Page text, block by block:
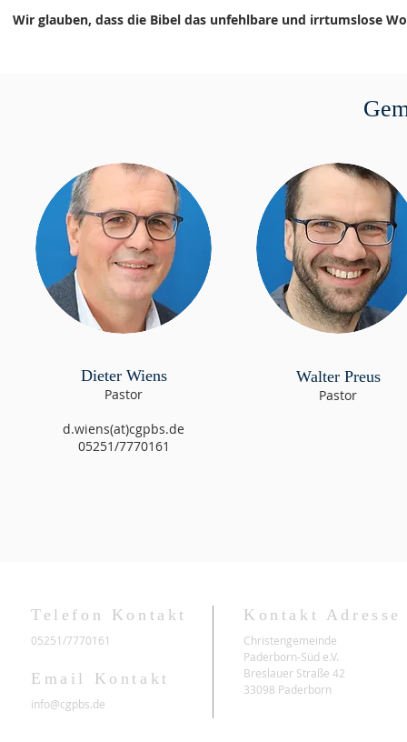
Wir glauben, dass die Bibel das unfehlbare und irrtumslose
Dieter Wiens
Pastor
d.wiens(at)cgpbs.de
05251/7770161
Walter Preus
Pastor
Telefon Kontakt
05251/7770161
Email Kontakt
Kontakt Adresse
Christengemeinde
Paderborn-Süd e.V.
Breslauer Straße 42
33098 Paderborn
info@cgpbs.de